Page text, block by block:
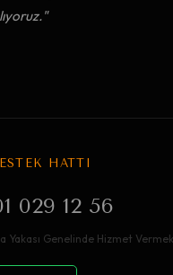
HATTI
029 12 56
Yakası Genelinde Hizmet